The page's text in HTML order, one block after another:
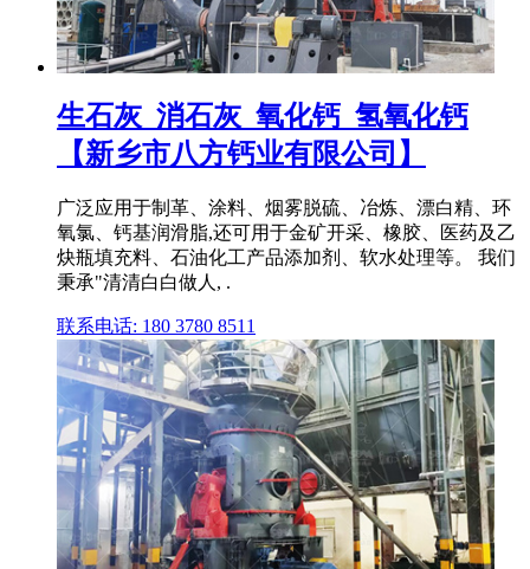
生石灰_消石灰_氧化钙_氢氧化钙
【新乡市八方钙业有限公司】
广泛应用于制革、涂料、烟雾脱硫、冶炼、漂白精、环
氧氯、钙基润滑脂,还可用于金矿开采、橡胶、医药及乙
炔瓶填充料、石油化工产品添加剂、软水处理等。 我们
秉承"清清白白做人, .
联系电话: 180 3780 8511